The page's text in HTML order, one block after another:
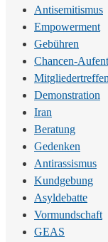
Antisemitismus
Empowerment
Gebühren
Chancen-
Demonstration
Iran
Beratung
Gedenken
Antirassismus
Kundgebung
Asyldebatte
Vormundschaft
GEAS